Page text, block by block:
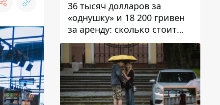
36 тысяч долларов за
«однушку» и 18 200 гривен
за аренду: сколько стоит
жилье в Днепропетровской
области